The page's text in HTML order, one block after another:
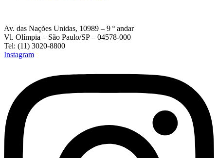
Av. das Nações Unidas, 10989 – 9 º andar
Vl. Olímpia – São Paulo/SP – 04578-000
Tel: (11) 3020-8800
Instagram